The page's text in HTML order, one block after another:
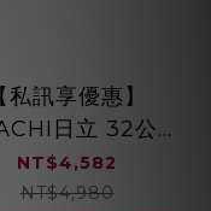
【私訊享優惠】
日立 32公升
腦微波爐 鏡面黑
HMRDS3213 /
NT$4,582
NT$4,980